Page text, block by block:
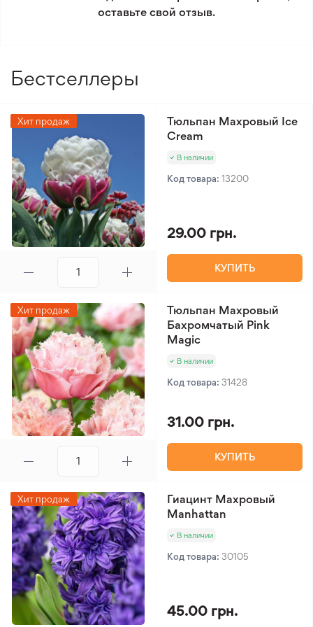
Уровень сложности
3/5
оставьте свой отзыв.
Бестселлеры
Хит продаж
Тюльпан Махровый Ice
Cream
В наличии
Код товара: 13200
29.00 грн.
КУПИТЬ
Хит продаж
Тюльпан Махровый
Бахромчатый Pink
Magic
В наличии
Код товара: 31428
31.00 грн.
КУПИТЬ
Хит продаж
Гиацинт Махровый
Manhattan
В наличии
Код товара: 30105
45.00 грн.